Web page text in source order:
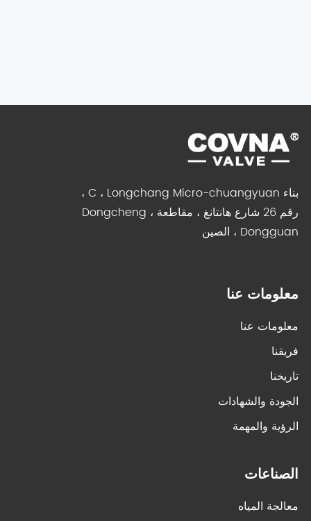
بناء C ، Longchang Micro-chuangyuan ،
رقم 26 شارع هانتانغ ، مقاطعة Dongcheng ،
Dongguan ، الصين
معلومات عنا
معلومات عنا
فريقنا
تاريخنا
الجودة والشهادات
الرؤية والمهمة
الصناعات
معالجة المياه